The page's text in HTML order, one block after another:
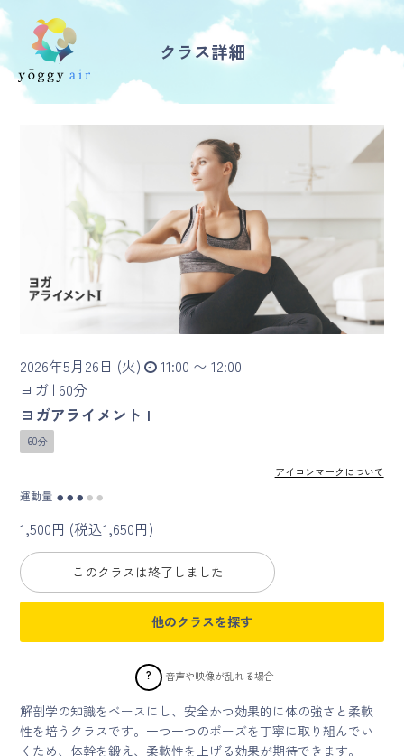
受講の流れ
インストラクター一覧
FAQ / お問い合わせ
yoggy store
yoggy mommy
マイページ
会員規約について
クラス参加にあたっての同意書
プライバシーポリシー
クラス詳細
2026年5月26日 (火)
11:00 〜 12:00
ヨガ | 60分
ヨガアライメント I
60分
アイコンマークについて
運動量 ● ● ● ● ●
1,500円 (税込1,650円)
このクラスは終了しました
他のクラスを探す
? 音声や映像が乱れる場合
解剖学の知識をベースにし、安全かつ効果的に体の強さと柔軟
性を培うクラスです。一つ一つのポーズを丁寧に取り組んでい
くため、体幹を鍛え、柔軟性を上げる効果が期待できます。